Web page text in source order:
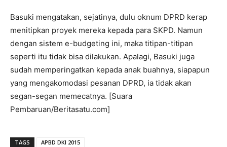
Basuki mengatakan, sejatinya, dulu oknum DPRD kerap
menitipkan proyek mereka kepada para SKPD. Namun
dengan sistem e-budgeting ini, maka titipan-titipan
seperti itu tidak bisa dilakukan. Apalagi, Basuki juga
sudah memperingatkan kepada anak buahnya, siapapun
yang mengakomodasi pesanan DPRD, ia tidak akan
segan-segan memecatnya. [Suara
Pembaruan/Beritasatu.com]
TAGS APBD DKI 2015